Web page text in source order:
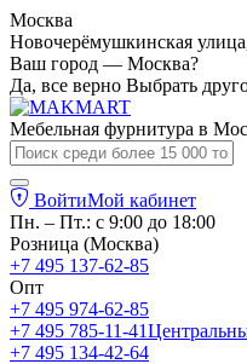
Москва
Новочерёмушкинская
Ваш город — Москва?
Да, все верно Выбрать
Мебельная фурнитура в
ВойтиМой кабинет
Пн. – Пт.: с 9:00 до 18:00
Розница (Москва)
+7 495 137-62-85
Опт
+7 495 974-62-85
+7 495 785-11-41
+7 495 134-42-64